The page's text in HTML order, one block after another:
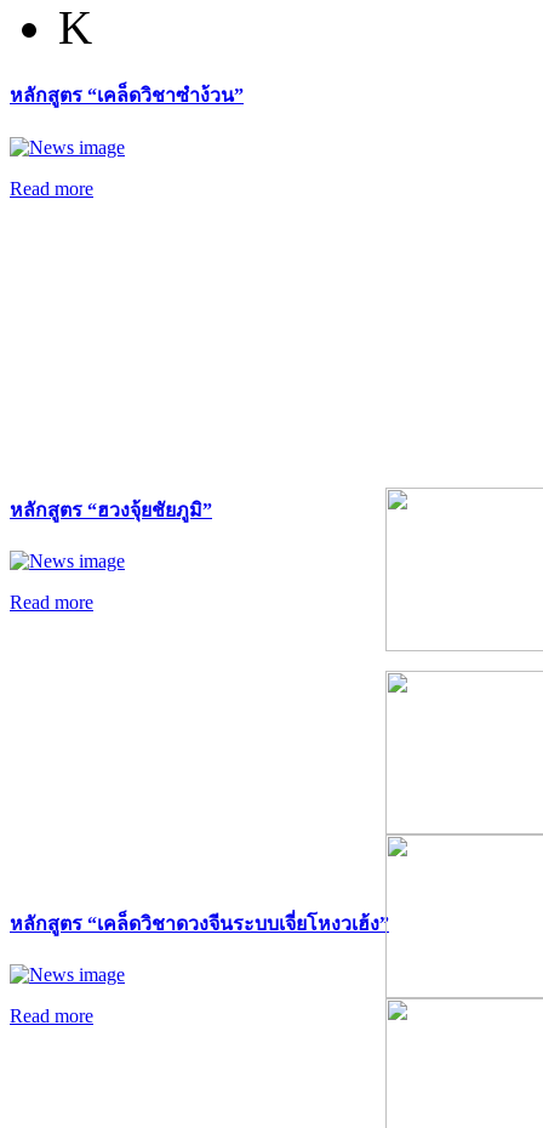
K
หลักสูตร “เคล็ดวิชาซำง้วน”
Read more
หลักสูตร “ฮวงจุ้ยชัยภูมิ”
Read more
หลักสูตร “เคล็ดวิชาดวงจีนระบบเจี่ยโหงวเฮ้ง”
Read more